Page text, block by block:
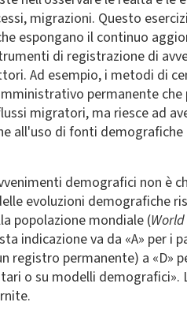
migrazioni. Questo
espongano il continuo
di registrazione di
Ad esempio, i metodi di
permanente
migratori, ma riesce ad
all'uso di fonti
demografici non è
evoluzioni demografiche
popolazione mondiale (
indicazione va da «A» per i
permanente) a «D»
o su modelli demografici».